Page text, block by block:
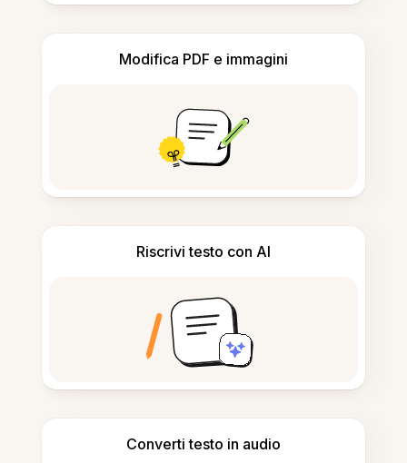
Modifica PDF e immagini
Riscrivi testo con AI
Converti testo in audio